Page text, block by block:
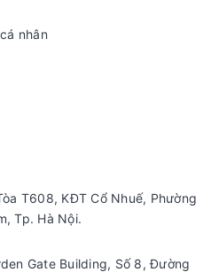
nhân
T608, KĐT Cổ Nhuế, Phường
Tp. Hà Nội.
Gate Building, Số 8, Đường